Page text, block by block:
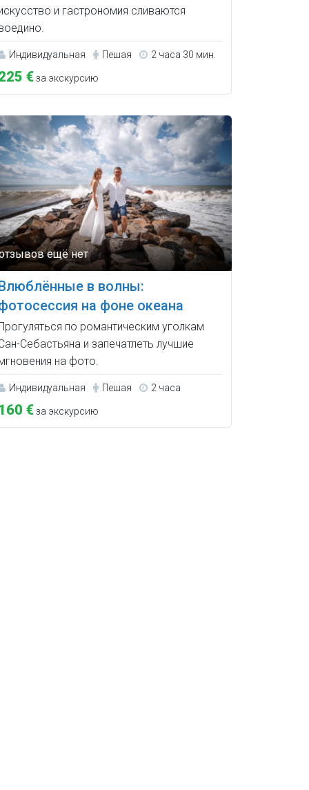
и гастрономия сливаются
Индивидуальная Пешая 2 часа 30 мин.
€за экскурсию
в волны:
на фоне океана
по романтическим уголкам
Себастьяна и запечатлеть лучшие
на фото.
Индивидуальная Пешая 2 часа
€за экскурсию